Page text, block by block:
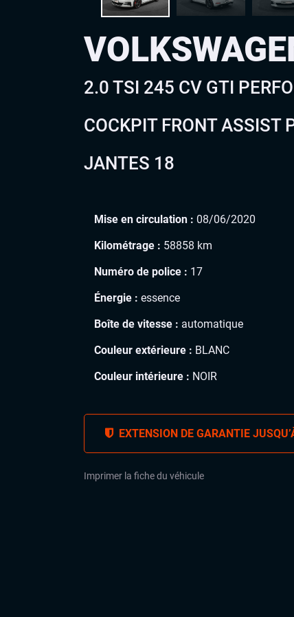
2.0 TSI 245 CV GTI
COCKPIT FRONT ASSIST
JANTES 18
Mise en circulation : 08/06/2020
Kilométrage : 58858 km
Numéro de police : 17
Énergie : essence
Boîte de vitesse : automatique
Couleur extérieure : BLANC
Couleur intérieure : NOIR
EXTENSION DE GARANTIE
Imprimer la fiche du véhicule